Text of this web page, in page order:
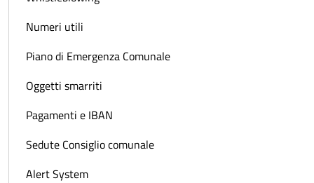
Numeri utili
Piano di Emergenza Comunale
Oggetti smarriti
Pagamenti e IBAN
Sedute Consiglio comunale
Alert System